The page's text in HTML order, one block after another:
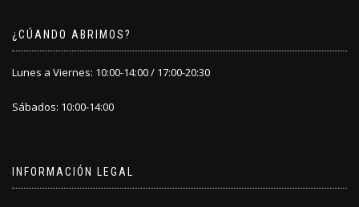
¿CÚANDO ABRIMOS?
Lunes a Viernes: 10:00-14:00 / 17:00-20:30
Sábados: 10:00-14:00
INFORMACIÓN LEGAL